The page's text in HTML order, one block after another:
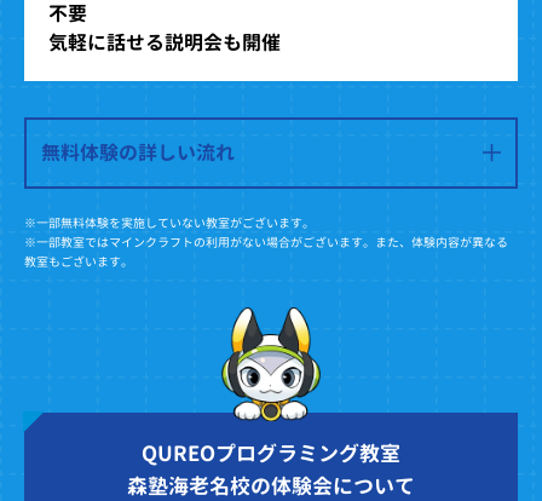
不要
気軽に話せる説明会も開催
無料体験の詳しい流れ
※一部無料体験を実施していない教室がございます。
※一部教室ではマインクラフトの利用がない場合がございます。また、体験内容が異なる
教室もございます。
QUREOプログラミング教室
森塾海老名校の体験会について